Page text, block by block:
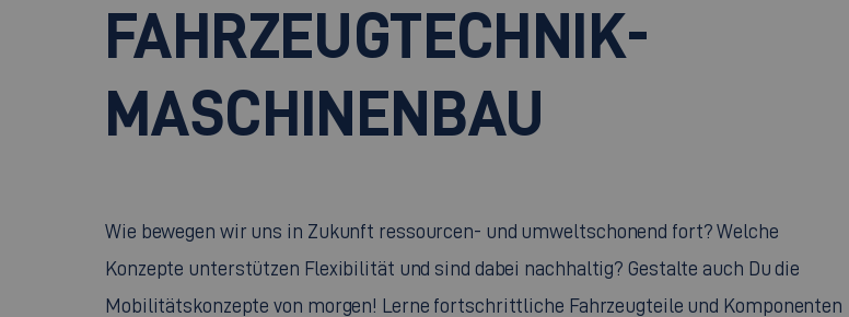
FAHRZEUGTECHNIK-
MASCHINENBAU
Wie bewegen wir uns in Zukunft ressourcen- und umweltschonend fort? Welche
Konzepte unterstützen Flexibilität und sind dabei nachhaltig? Gestalte auch Du die
Mobilitätskonzepte von morgen! Lerne fortschrittliche Fahrzeugteile und Komponenten